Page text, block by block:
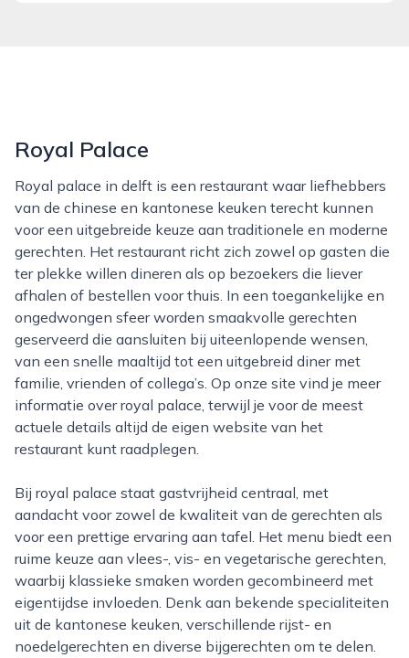
Royal Palace
Royal palace in delft is een restaurant waar liefhebbers
van de chinese en kantonese keuken terecht kunnen
voor een uitgebreide keuze aan traditionele en moderne
gerechten. Het restaurant richt zich zowel op gasten die
ter plekke willen dineren als op bezoekers die liever
afhalen of bestellen voor thuis. In een toegankelijke en
ongedwongen sfeer worden smaakvolle gerechten
geserveerd die aansluiten bij uiteenlopende wensen,
van een snelle maaltijd tot een uitgebreid diner met
familie, vrienden of collega’s. Op onze site vind je meer
informatie over royal palace, terwijl je voor de meest
actuele details altijd de eigen website van het
restaurant kunt raadplegen.
Bij royal palace staat gastvrijheid centraal, met
aandacht voor zowel de kwaliteit van de gerechten als
voor een prettige ervaring aan tafel. Het menu biedt een
ruime keuze aan vlees-, vis- en vegetarische gerechten,
waarbij klassieke smaken worden gecombineerd met
eigentijdse invloeden. Denk aan bekende specialiteiten
uit de kantonese keuken, verschillende rijst- en
noedelgerechten en diverse bijgerechten om te delen.